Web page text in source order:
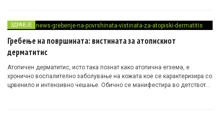
ЗДРАВЈЕ
Гребење на површината: вистината за атопискиот
дерматитис
Атопичен дерматитис, исто така познат како атопична егзема, е
хронично воспалително заболување на кожата кое се карактеризира со
црвенило и интензивно чешање. Обично се манифестира во детството